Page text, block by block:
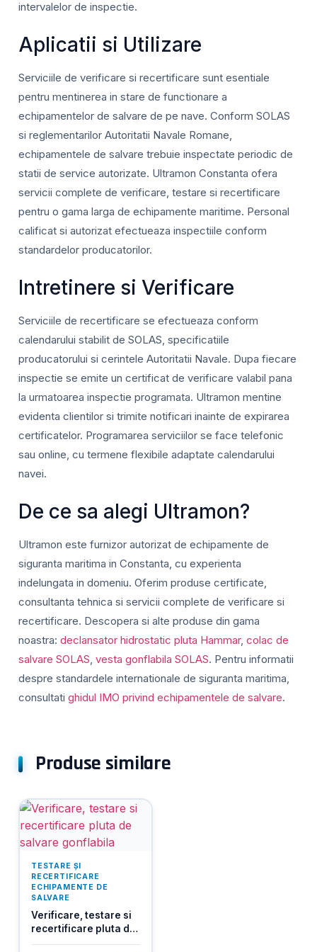
intervalelor de inspectie.
Aplicatii si Utilizare
Serviciile de verificare si recertificare sunt esentiale
pentru mentinerea in stare de functionare a
echipamentelor de salvare de pe nave. Conform SOLAS
si reglementarilor Autoritatii Navale Romane,
echipamentele de salvare trebuie inspectate periodic de
statii de service autorizate. Ultramon Constanta ofera
servicii complete de verificare, testare si recertificare
pentru o gama larga de echipamente maritime. Personal
calificat si autorizat efectueaza inspectiile conform
standardelor producatorilor.
Intretinere si Verificare
Serviciile de recertificare se efectueaza conform
calendarului stabilit de SOLAS, specificatiile
producatorului si cerintele Autoritatii Navale. Dupa fiecare
inspectie se emite un certificat de verificare valabil pana
la urmatoarea inspectie programata. Ultramon mentine
evidenta clientilor si trimite notificari inainte de expirarea
certificatelor. Programarea serviciilor se face telefonic
sau online, cu termene flexibile adaptate calendarului
navei.
De ce sa alegi Ultramon?
Ultramon este furnizor autorizat de echipamente de
siguranta maritima in Constanta, cu experienta
indelungata in domeniu. Oferim produse certificate,
consultanta tehnica si servicii complete de verificare si
recertificare. Descopera si alte produse din gama
noastra: declansator hidrostatic pluta Hammar, colac de
salvare SOLAS, vesta gonflabila SOLAS. Pentru informatii
despre standardele internationale de siguranta maritima,
consultati ghidul IMO privind echipamentele de salvare.
Produse similare
TESTARE ȘI
RECERTIFICARE
ECHIPAMENTE DE
SALVARE
Verificare, testare si
recertificare pluta de
salvare gonflabila